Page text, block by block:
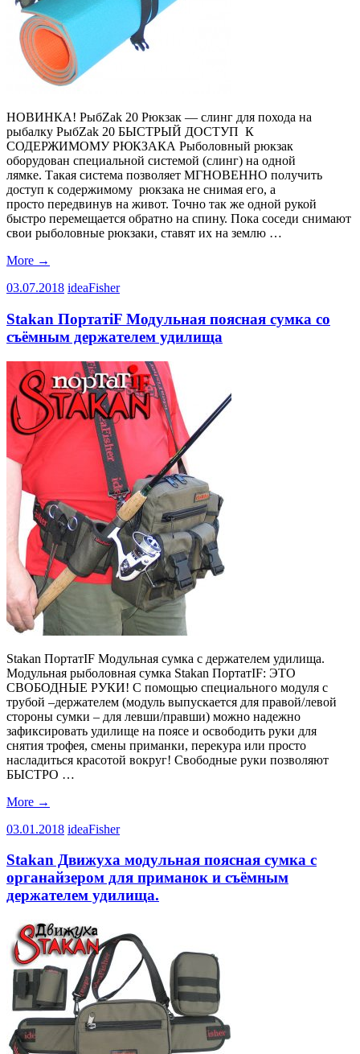
НОВИНКА! РыбZak 20 Рюкзак — слинг для похода на
рыбалку РыбZak 20 БЫСТРЫЙ ДОСТУП К
СОДЕРЖИМОМУ РЮКЗАКА Рыболовный рюкзак
оборудован специальной системой (слинг) на одной
лямке. Такая система позволяет МГНОВЕННО получить
доступ к содержимому рюкзака не снимая его, а
просто передвинув на живот. Точно так же одной рукой
быстро перемещается обратно на спину. Пока соседи снимают
свои рыболовные рюкзаки, ставят их на землю …
More →
03.07.2018 ideaFisher
Stakan ПортатiF Модульная поясная сумка со
съёмным держателем удилища
Stakan ПортатIF Модульная сумка с держателем удилища.
Модульная рыболовная сумка Stakan ПортатIF: ЭТО
СВОБОДНЫЕ РУКИ! С помощью специального модуля с
трубой –держателем (модуль выпускается для правой/левой
стороны сумки – для левши/правши) можно надежно
зафиксировать удилище на поясе и освободить руки для
снятия трофея, смены приманки, перекура или просто
насладиться красотой вокруг! Свободные руки позволяют
БЫСТРО …
More →
03.01.2018 ideaFisher
Stakan Движуха модульная поясная сумка с
органайзером для приманок и съёмным
держателем удилища.